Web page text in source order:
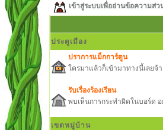
เข้าสู่ระบบเพื่ออ่านข้อความส่ว
ประตูเมือง
ปราการแม็กการ์ตูน
ใครมาแล้วก็เข้ามาทางนี้เลยจ้
รับเรื่องร้องเรียน
พบเห็นการกระทำผิดในบอร์ด
เขตหมู่บ้าน